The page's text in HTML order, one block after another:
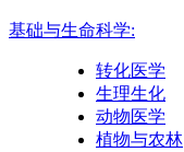
基础与生命科学:
转化医学
生理生化
动物医学
植物与农林